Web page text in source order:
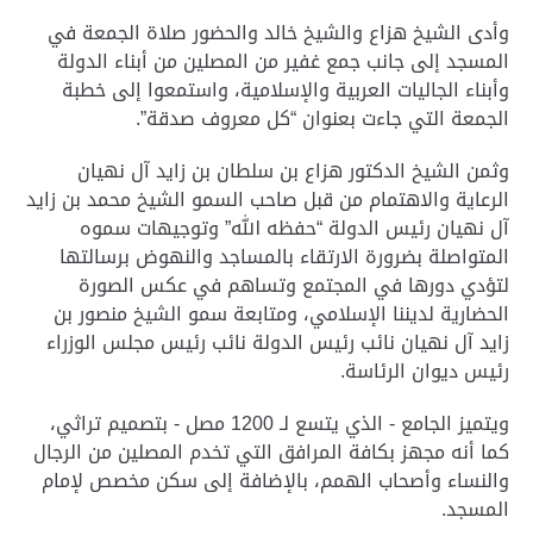
وأدى الشيخ هزاع والشيخ خالد والحضور صلاة الجمعة في
المسجد إلى جانب جمع غفير من المصلين من أبناء الدولة
وأبناء الجاليات العربية والإسلامية، واستمعوا إلى خطبة
الجمعة التي جاءت بعنوان “كل معروف صدقة”.
وثمن الشيخ الدكتور هزاع بن سلطان بن زايد آل نهيان
الرعاية والاهتمام من قبل صاحب السمو الشيخ محمد بن زايد
آل نهيان رئيس الدولة “حفظه الله” وتوجيهات سموه
المتواصلة بضرورة الارتقاء بالمساجد والنهوض برسالتها
لتؤدي دورها في المجتمع وتساهم في عكس الصورة
الحضارية لديننا الإسلامي، ومتابعة سمو الشيخ منصور بن
زايد آل نهيان نائب رئيس الدولة نائب رئيس مجلس الوزراء
رئيس ديوان الرئاسة.
ويتميز الجامع - الذي يتسع لـ 1200 مصل - بتصميم تراثي،
كما أنه مجهز بكافة المرافق التي تخدم المصلين من الرجال
والنساء وأصحاب الهمم، بالإضافة إلى سكن مخصص لإمام
المسجد.